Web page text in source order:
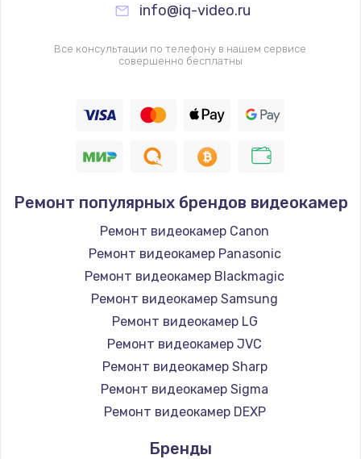
info@iq-video.ru
Все консультации по телефону в нашем сервисе
совершенно бесплатны
Ремонт популярных брендов видеокамер
Ремонт видеокамер Canon
Ремонт видеокамер Panasonic
Ремонт видеокамер Blackmagic
Ремонт видеокамер Samsung
Ремонт видеокамер LG
Ремонт видеокамер JVC
Ремонт видеокамер Sharp
Ремонт видеокамер Sigma
Ремонт видеокамер DEXP
Бренды